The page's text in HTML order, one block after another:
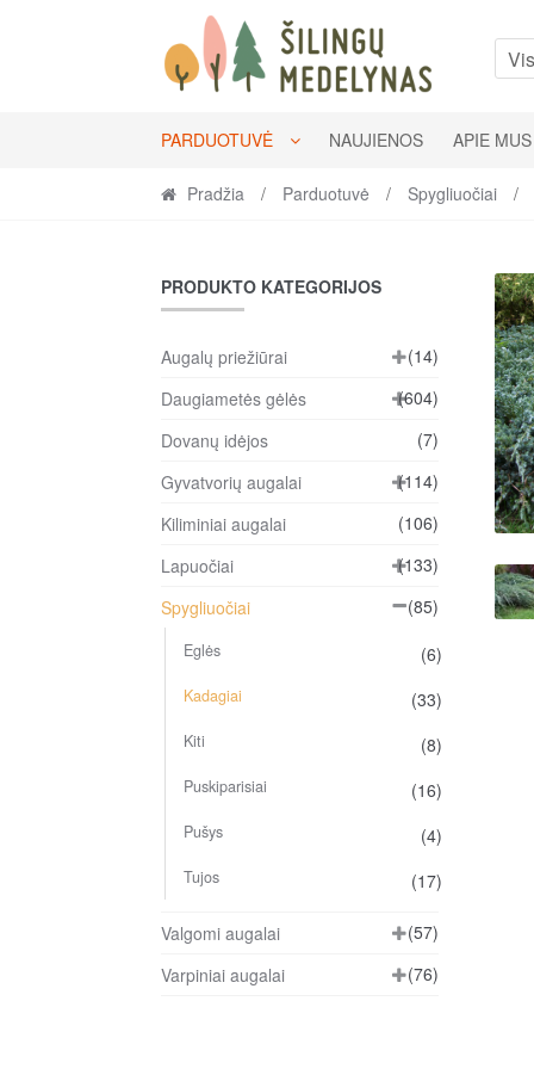
to
navigation
to
content
PARDUOTUVĖ NAUJIENOS APIE MUS
Pradžia / Parduotuvė / Spygliuočiai /
PRODUKTO KATEGORIJOS
Augalų priežiūrai
(14)
Daugiametės gėlės
(604)
Dovanų idėjos
(7)
Gyvatvorių augalai
(114)
Kiliminiai augalai
(106)
Lapuočiai
(133)
Spygliuočiai
(85)
Eglės (6)
Kadagiai (33)
Kiti (8)
Puskiparisiai (16)
Pušys (4)
Tujos (17)
Valgomi augalai
(57)
Varpiniai augalai
(76)